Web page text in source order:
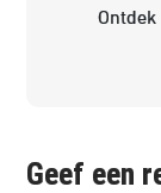
Geef een